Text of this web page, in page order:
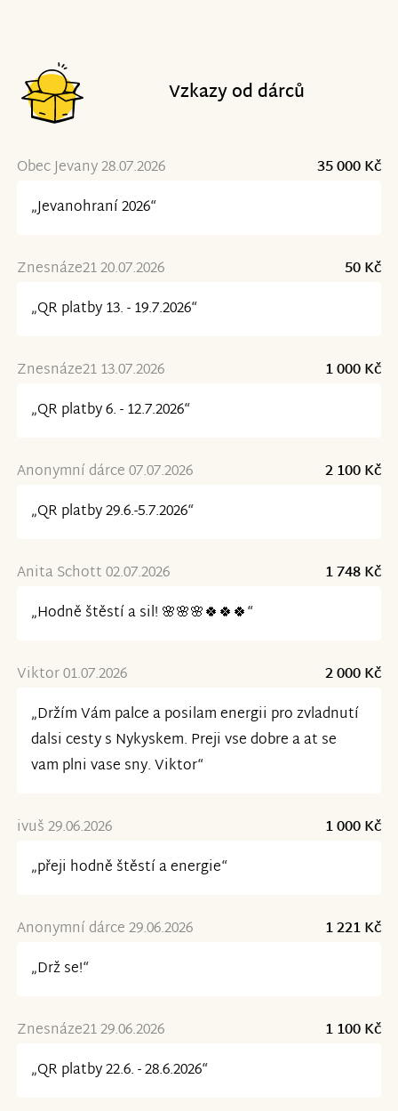
Vzkazy od dárců
Obec Jevany 28.07.2026
35 000 Kč
„Jevanohraní 2026“
Znesnáze21 20.07.2026
50 Kč
„QR platby 13. - 19.7.2026“
Znesnáze21 13.07.2026
1 000 Kč
„QR platby 6. - 12.7.2026“
Anonymní dárce 07.07.2026
2 100 Kč
„QR platby 29.6.-5.7.2026“
Anita Schott 02.07.2026
1 748 Kč
„Hodně štěstí a sil! 🌸🌸🌸🍀🍀🍀“
Viktor 01.07.2026
2 000 Kč
„Držím Vám palce a posilam energii pro zvladnutí
dalsi cesty s Nykyskem. Preji vse dobre a at se
vam plni vase sny. Viktor“
ivuš 29.06.2026
1 000 Kč
„přeji hodně štěstí a energie“
Anonymní dárce 29.06.2026
1 221 Kč
„Drž se!“
Znesnáze21 29.06.2026
1 100 Kč
„QR platby 22.6. - 28.6.2026“